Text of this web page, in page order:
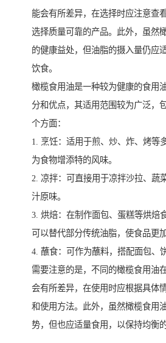
能会有所差异，在选择时应注意查
选择质量可靠的产品。此外，虽然
的健康益处，但油脂的摄入量仍应
饮食。
橄榄食用油是一种较为健康的食用
分和优点，其适用范围较为广泛，
个方面：
1. 烹饪：适用于煎、炒、炸、烤等
为食物增添特的风味。
2. 凉拌：可直接用于凉拌沙拉、蔬
汁原味。
3. 烘焙：在制作面包、蛋糕等烘焙
可以替代部分传统油脂，使食品更加
4. 蘸食：可作为蘸料，搭配面包、
需要注意的是，不同的橄榄食用油
会有所差异，在使用时应根据具体
和使用方法。此外，虽然橄榄食用
势，但也应适量食用，以保持均衡的